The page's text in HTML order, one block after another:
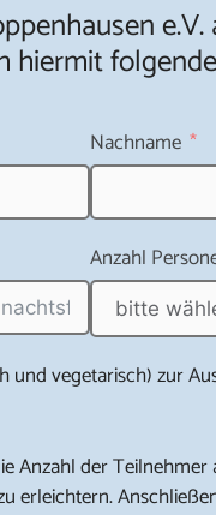
e.V.
Nachname
Anzahl
vegetarisch) zur
Anzahl der
erleichtern.